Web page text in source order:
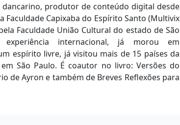
dancarino, produtor de conteúdo digital desde
Faculdade Capixaba do Espírito Santo (Multivix
Faculdade União Cultural do estado de São
experiência internacional, já morou em
espírito livre, já visitou mais de 15 países da
São Paulo. É coautor no livro: Versões do
de Ayron e também de Breves Reflexões para